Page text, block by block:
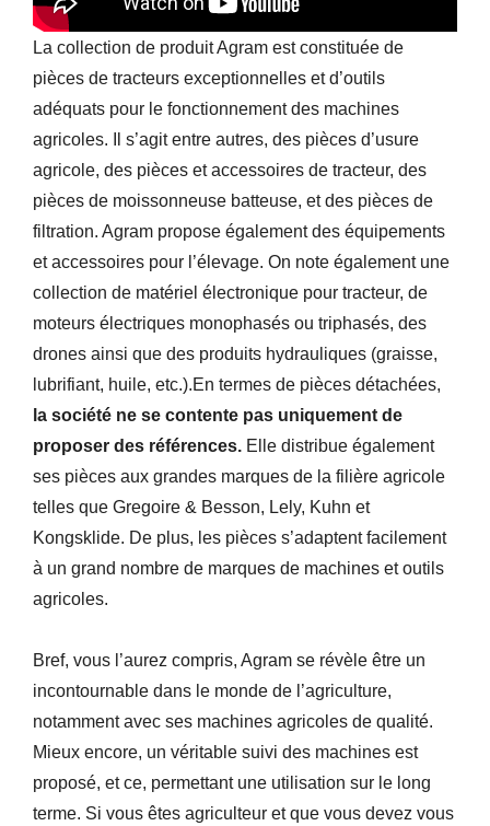
La collection de produit Agram est constituée de
pièces de tracteurs exceptionnelles et d’outils
adéquats pour le fonctionnement des machines
agricoles. Il s’agit entre autres, des pièces d’usure
agricole, des pièces et accessoires de tracteur, des
pièces de moissonneuse batteuse, et des pièces de
filtration. Agram propose également des équipements
et accessoires pour l’élevage. On note également une
collection de matériel électronique pour tracteur, de
moteurs électriques monophasés ou triphasés, des
drones ainsi que des produits hydrauliques (graisse,
lubrifiant, huile, etc.).En termes de pièces détachées,
la société ne se contente pas uniquement de
proposer des références. Elle distribue également
ses pièces aux grandes marques de la filière agricole
telles que Gregoire & Besson, Lely, Kuhn et
Kongsklide. De plus, les pièces s’adaptent facilement
à un grand nombre de marques de machines et outils
agricoles.
Bref, vous l’aurez compris, Agram se révèle être un
incontournable dans le monde de l’agriculture,
notamment avec ses machines agricoles de qualité.
Mieux encore, un véritable suivi des machines est
proposé, et ce, permettant une utilisation sur le long
terme. Si vous êtes agriculteur et que vous devez vous